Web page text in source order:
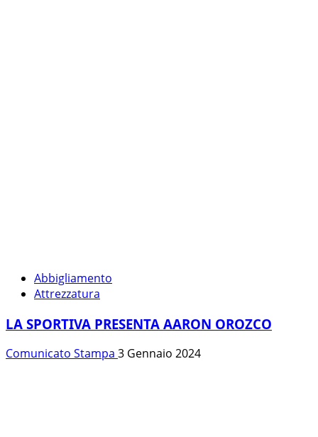
Abbigliamento
Attrezzatura
LA SPORTIVA PRESENTA AARON OROZCO
Comunicato Stampa 3 Gennaio 2024